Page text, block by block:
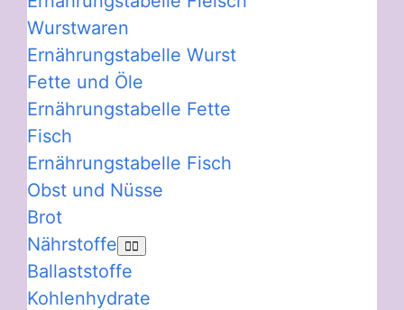
Wurstwaren
Ernährungstabelle Wurst
Fette und Öle
Ernährungstabelle Fette
Fisch
Ernährungstabelle Fisch
Obst und Nüsse
Brot
Nährstoffe
Ballaststoffe
Kohlenhydrate